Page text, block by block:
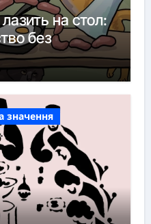
на стол:
без
значення